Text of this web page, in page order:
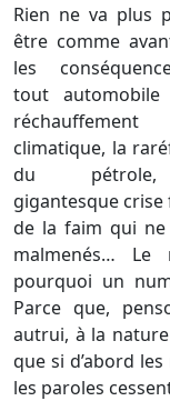
Rien ne va plus
être comme
les
tout
réchauffement
climatique, la
du
gigantesque
de la faim qui ne
malmenés…
pourquoi un
Parce que,
autrui, à la
que si d’abord
les paroles